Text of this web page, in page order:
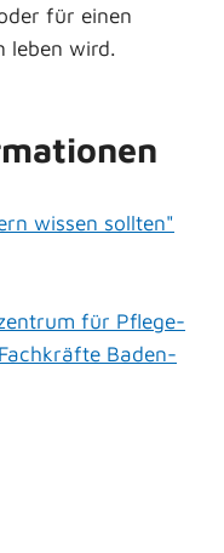
für einen
leben wird.
wissen sollten"
für Pflege-
Baden-